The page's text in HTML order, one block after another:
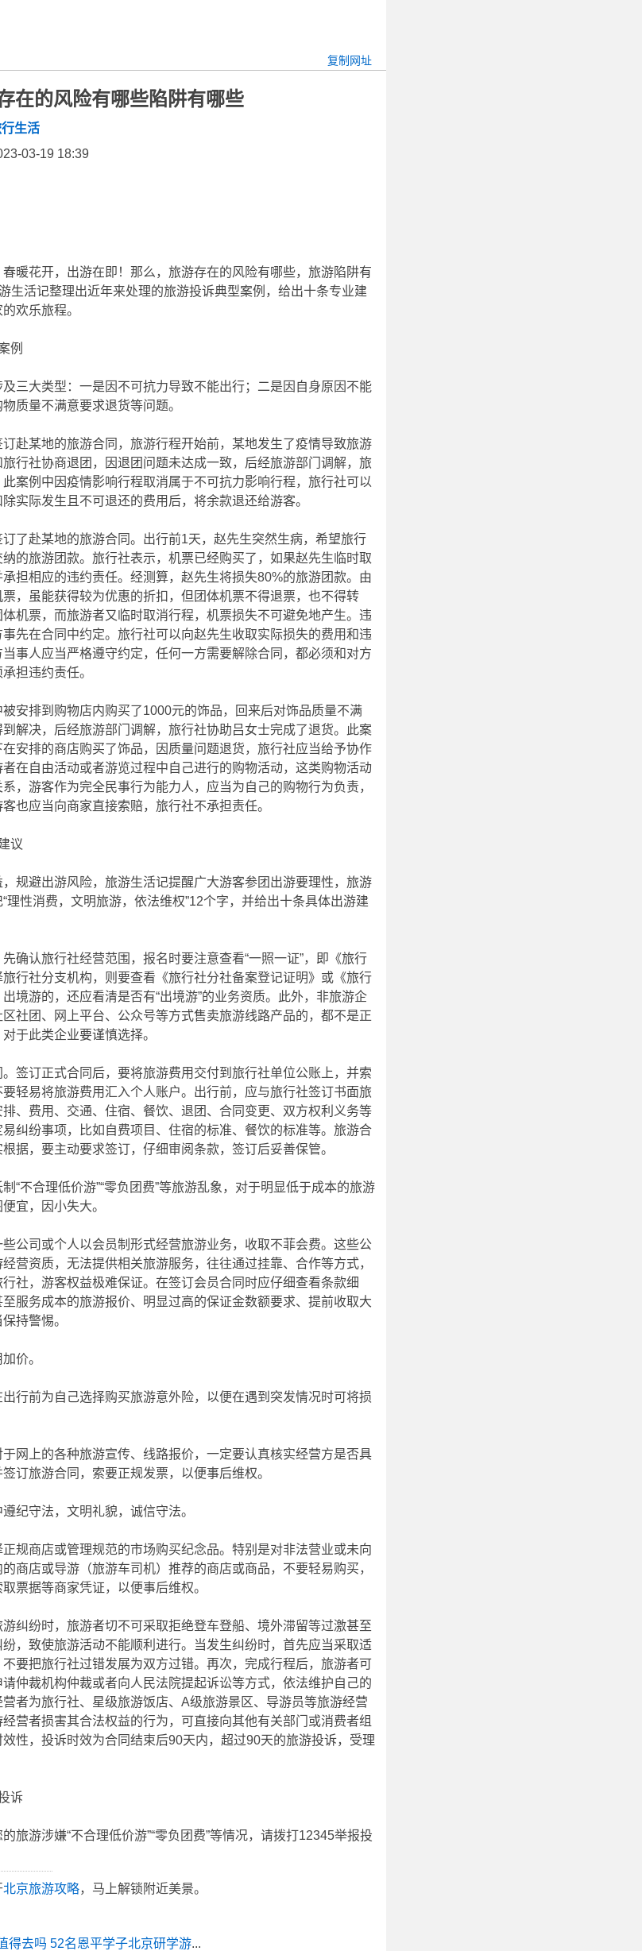
在的风险有哪些陷阱有哪些
生活
03-19 18:39
暖花开，出游在即！那么，旅游存在的风险有哪些，旅游陷阱有
生活记整理出近年来处理的旅游投诉典型案例，给出十条专业建
欢乐旅程。
例
三大类型：一是因不可抗力导致不能出行；二是因自身原因不能
质量不满意要求退货等问题。
赴某地的旅游合同，旅游行程开始前，某地发生了疫情导致旅游
行社协商退团，因退团问题未达成一致，后经旅游部门调解，旅
案例中因疫情影响行程取消属于不可抗力影响行程，旅行社可以
实际发生且不可退还的费用后，将余款退还给游客。
了赴某地的旅游合同。出行前1天，赵先生突然生病，希望旅行
的旅游团款。旅行社表示，机票已经购买了，如果赵先生临时取
担相应的违约责任。经测算，赵先生将损失80%的旅游团款。由
，虽能获得较为优惠的折扣，但团体机票不得退票，也不得转
机票，而旅游者又临时取消行程，机票损失不可避免地产生。违
先在合同中约定。旅行社可以向赵先生收取实际损失的费用和违
事人应当严格遵守约定，任何一方需要解除合同，都必须和对方
担违约责任。
安排到购物店内购买了1000元的饰品，回来后对饰品质量不满
解决，后经旅游部门调解，旅行社协助吕女士完成了退货。此案
安排的商店购买了饰品，因质量问题退货，旅行社应当给予协作
在自由活动或者游览过程中自己进行的购物活动，这类购物活动
，游客作为完全民事行为能力人，应当为自己的购物行为负责，
也应当向商家直接索赔，旅行社不承担责任。
议
规避出游风险，旅游生活记提醒广大游客参团出游要理性，旅游
理性消费，文明旅游，依法维权”12个字，并给出十条具体出游建
确认旅行社经营范围，报名时要注意查看“一照一证”，即《旅行
行社分支机构，则要查看《旅行社分社备案登记证明》或《旅行
境游的，还应看清是否有“出境游”的业务资质。此外，非旅游企
社团、网上平台、公众号等方式售卖旅游线路产品的，都不是正
于此类企业要谨慎选择。
签订正式合同后，要将旅游费用交付到旅行社单位公账上，并索
轻易将旅游费用汇入个人账户。出行前，应与旅行社签订书面旅
、费用、交通、住宿、餐饮、退团、合同变更、双方权利义务等
纠纷事项，比如自费项目、住宿的标准、餐饮的标准等。旅游合
据，要主动要求签订，仔细审阅条款，签订后妥善保管。
“不合理低价游”“零负团费”等旅游乱象，对于明显低于成本的旅游
宜，因小失大。
公司或个人以会员制形式经营旅游业务，收取不菲会费。这些公
营资质，无法提供相关旅游服务，往往通过挂靠、合作等方式，
社，游客权益极难保证。在签订会员合同时应仔细查看条款细
服务成本的旅游报价、明显过高的保证金数额要求、提前收取大
持警惕。
价。
行前为自己选择购买旅游意外险，以便在遇到突发情况时可将损
网上的各种旅游宣传、线路报价，一定要认真核实经营方是否具
订旅游合同，索要正规发票，以便事后维权。
纪守法，文明礼貌，诚信守法。
规商店或管理规范的市场购买纪念品。特别是对非法营业或未向
商店或导游（旅游车司机）推荐的商店或商品，不要轻易购买，
票据等商家凭证，以便事后维权。
纠纷时，旅游者切不可采取拒绝登车登船、境外滞留等过激甚至
，致使旅游活动不能顺利进行。当发生纠纷时，首先应当采取适
要把旅行社过错发展为双方过错。再次，完成行程后，旅游者可
仲裁机构仲裁或者向人民法院提起诉讼等方式，依法维护自己的
者为旅行社、星级旅游饭店、A级旅游景区、导游员等旅游经营
营者损害其合法权益的行为，可直接向其他有关部门或消费者组
性，投诉时效为合同结束后90天内，超过90天的旅游投诉，受理
诉
旅游涉嫌“不合理低价游”“零负团费”等情况，请拨打12345举报投
北京旅游攻略，马上解锁附近美景。
得去吗 52名恩平学子北京研学游...